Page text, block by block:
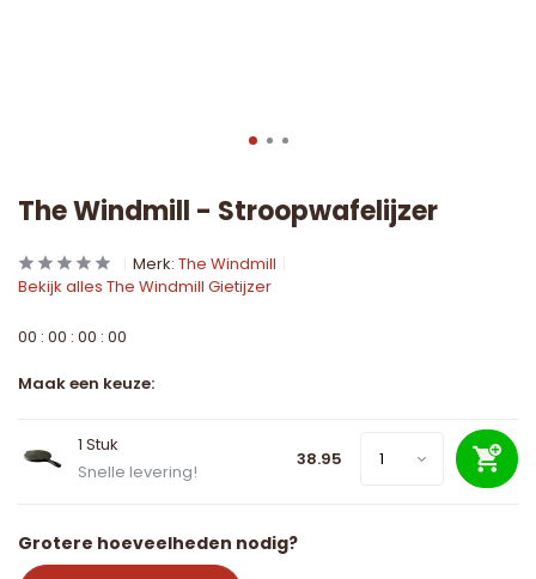
The Windmill - Stroopwafelijzer
Merk: The Windmill
Bekijk alles The Windmill Gietijzer
00 : 00 : 00 : 00
Maak een keuze:
1 Stuk
Snelle levering!
38.95
Grotere hoeveelheden nodig?